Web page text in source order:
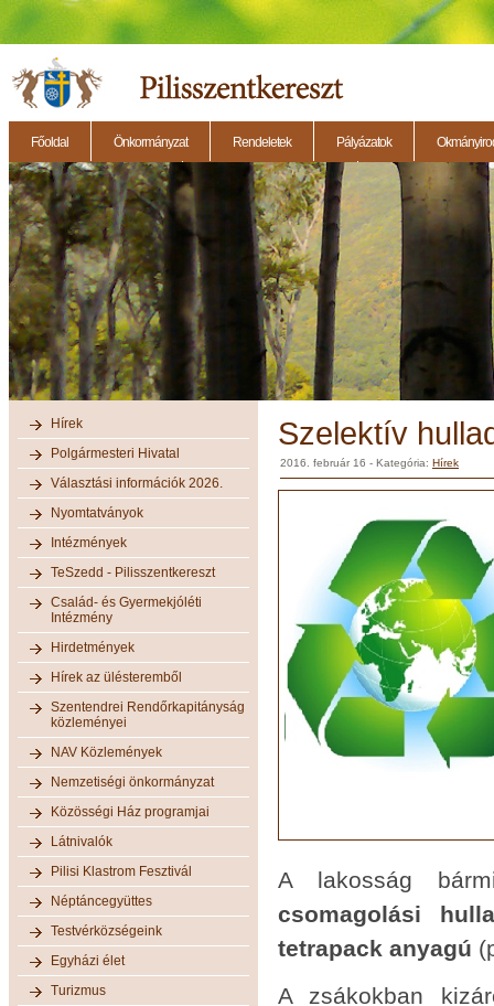
Főoldal Önkormányzat Rendeletek Pályázatok
2014.11.27. - Testületi ülés 2014.12.28. - Testületi ülés 2014.11.13. - Testületi
Hírek
Polgármesteri Hivatal
Választási információk 2026.
Nyomtatványok
Intézmények
TeSzedd - Pilisszentkereszt
Család- és Gyermekjóléti
Intézmény
Hirdetmények
Hírek az ülésteremből
Szentendrei Rendőrkapitányság
közleményei
NAV Közlemények
Nemzetiségi önkormányzat
Közösségi Ház programjai
Látnivalók
Pilisi Klastrom Fesztivál
Néptáncegyüttes
Testvérközségeink
Egyházi élet
Turizmus
Szelektív
2016. február 16 - Kategória: Hírek
A lakosság
csomagolási
tetrapack anyagú
A zsákokban